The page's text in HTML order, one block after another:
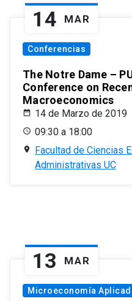
14 MAR
Conferencias
The Notre Dame –
Conference on
Macroeconomics
14 de Marzo de 2019
09:30 a 18:00
Facultad de Ciencias
Administrativas UC
13 MAR
Microeconomía